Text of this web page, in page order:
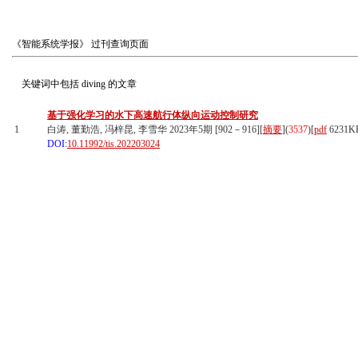
《智能系统学报》 过刊查询页面
关键词中包括 diving 的文章
1
基于强化学习的水下高速航行体纵向运动控制研究
白涛, 董勤浩, 冯梓昆, 李雪华 2023年5期 [902－916][摘要](3537)[pdf
DOI:10.11992/tis.202203024